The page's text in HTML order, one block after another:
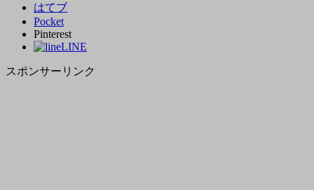
はてブ
Pocket
Pinterest
LINE
スポンサーリンク